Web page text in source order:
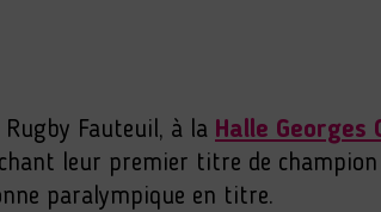
Fauteuil, à la Halle Georges
leur premier titre de
paralympique en titre.